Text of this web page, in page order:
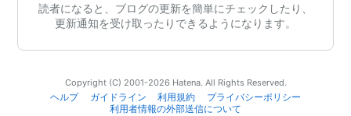
読者になると、ブログの更新を簡単にチェックしたり、
更新通知を受け取ったりできるようになります。
Copyright (C) 2001-2026 Hatena. All Rights Reserved.
ヘルプ
ガイドライン 利用規約
プライバシーポリシー
利用者情報の外部送信について